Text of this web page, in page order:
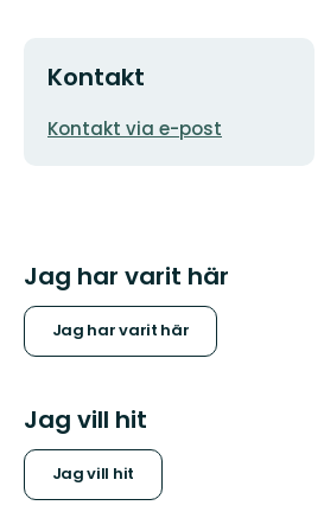
Kontakt
E-
Kontakt via e-post
Jag har varit här
Jag har varit här
Jag vill hit
Jag vill hit